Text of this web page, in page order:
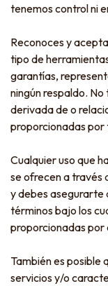
tenemos control ni
Reconoces y
tipo de
garantías,
ningún respaldo.
derivada de o
proporcionadas
Cualquier uso que
se ofrecen a través
y debes asegurarte
términos bajo los
proporcionadas por
También es posible
servicios y/o